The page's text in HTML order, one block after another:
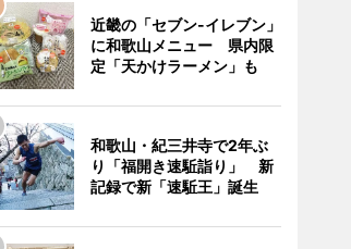
近畿の「セブン-イレブン」
に和歌山メニュー 県内限
定「天かけラーメン」も
和歌山・紀三井寺で2年ぶ
り「福開き速駈詣り」 新
記録で新「速駈王」誕生